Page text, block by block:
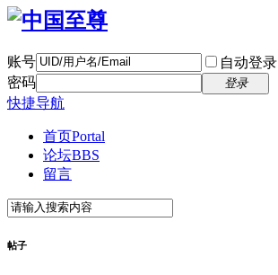
账号 自动登录
密码
登录
快捷导航
首页Portal
论坛BBS
留言
帖子